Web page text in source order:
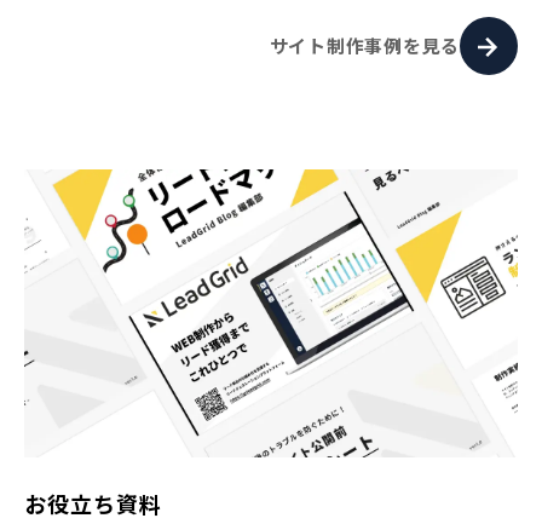
サイト制作事例を見る
お役立ち資料